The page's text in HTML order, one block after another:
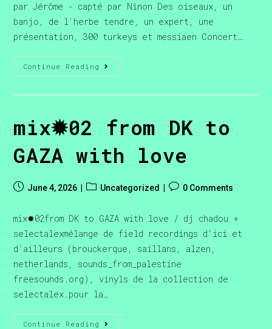
par Jérôme - capté par Ninon Des oiseaux, un
banjo, de l'herbe tendre, un expert, une
présentation, 300 turkeys et messiaen Concert…
Continue Reading
mix✹02 from DK to
GAZA with love
June 4, 2026 Uncategorized 0 Comments
mix✹02from DK to GAZA with love / dj chadou +
selectalexmélange de field recordings d'ici et
d'ailleurs (brouckerque, saillans, alzen,
netherlands, sounds_from_palestine
freesounds.org), vinyls de la collection de
selectalex.pour la…
Continue Reading